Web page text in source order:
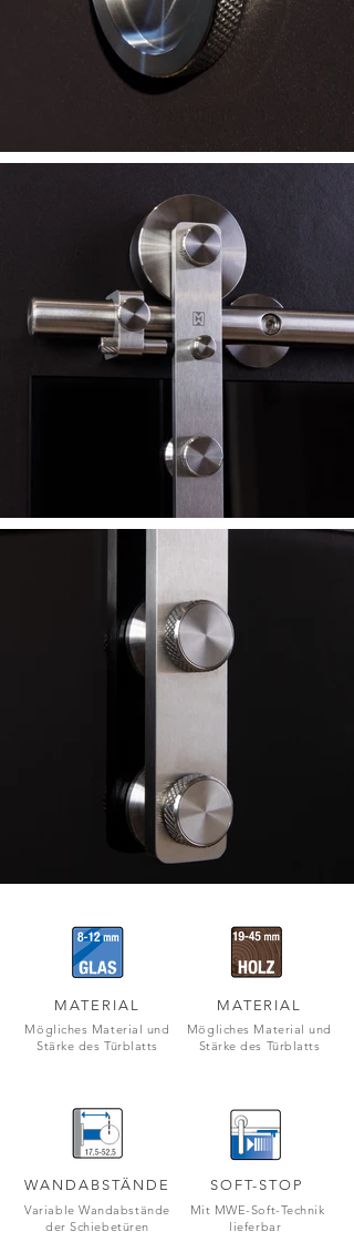
MATERIAL
Mögliches Material und
Stärke des Türblatts
WANDABSTÄNDE
Variable Wandabstände
der Schiebetüren
MATERIAL
Mögliches Material und
Stärke des Türblatts
SOFT-STOP
Mit MWE-Soft-Technik
lieferbar